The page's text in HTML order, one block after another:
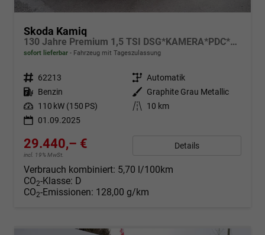
Skoda Kamiq
130 Jahre Premium 1,5 TSI DSG*KAMERA*PDC*SMARTLINK*AHK-SCHWENKBAR*LED*SHZ*
sofort lieferbar Fahrzeug mit Tageszulassung
Fahrzeugnr. 62213 Getriebe Automatik
Kraftstoff Benzin Außenfarbe
Graphite Grau Metallic
Leistung 110 kW (150 PS) Kilometerstand
10 km
01.09.2025
29.440,– €
incl. 19% MwSt.
Details
Verbrauch kombiniert: 5,70 l/100km
CO2-Klasse: D
CO2-Emissionen: 128,00 g/km